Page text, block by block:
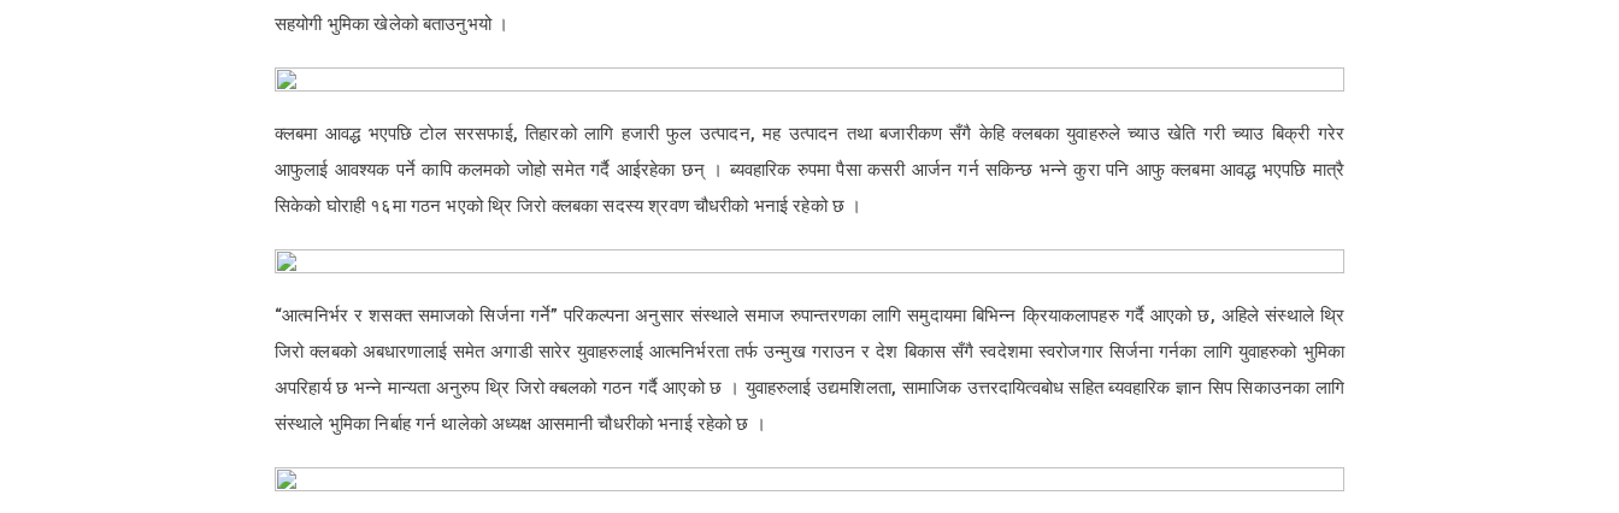
सहयोगी भुमिका खेलेको बताउनुभयो ।
क्लबमा आवद्ध भएपछि टोल सरसफाई, तिहारको लागि हजारी फुल उत्पादन, मह उत्पादन तथा बजारीकण सँगै केहि क्लबका युवाहरुले च्याउ खेति गरी च्याउ बिक्री गरेर
आफुलाई आवश्यक पर्ने कापि कलमको जोहो समेत गर्दै आईरहेका छन् । ब्यवहारिक रुपमा पैसा कसरी आर्जन गर्न सकिन्छ भन्ने कुरा पनि आफु क्लबमा आवद्ध भएपछि मात्रै
सिकेको घोराही १६मा गठन भएको थ्रि जिरो क्लबका सदस्य श्रवण चौधरीको भनाई रहेको छ ।
“आत्मनिर्भर र शसक्त समाजको सिर्जना गर्ने” परिकल्पना अनुसार संस्थाले समाज रुपान्तरणका लागि समुदायमा बिभिन्न क्रियाकलापहरु गर्दै आएको छ, अहिले संस्थाले थ्रि
जिरो क्लबको अबधारणालाई समेत अगाडी सारेर युवाहरुलाई आत्मनिर्भरता तर्फ उन्मुख गराउन र देश बिकास सँगै स्वदेशमा स्वरोजगार सिर्जना गर्नका लागि युवाहरुको भुमिका
अपरिहार्य छ भन्ने मान्यता अनुरुप थ्रि जिरो क्बलको गठन गर्दै आएको छ । युवाहरुलाई उद्यमशिलता, सामाजिक उत्तरदायित्वबोध सहित ब्यवहारिक ज्ञान सिप सिकाउनका लागि
संस्थाले भुमिका निर्बाह गर्न थालेको अध्यक्ष आसमानी चौधरीको भनाई रहेको छ ।